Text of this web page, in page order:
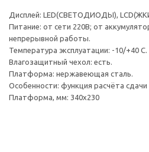
Дисплей: LЕD(СВЕТОДИОДЫ),
Питание: от сети 220В; от
непрерывной работы.
Температура эксплуатации: -10/+40 С.
Влагозащитный чехол: есть.
Платформа: нержавеющая сталь.
Особенности: функция расчёта
Платформа, мм: 340х230